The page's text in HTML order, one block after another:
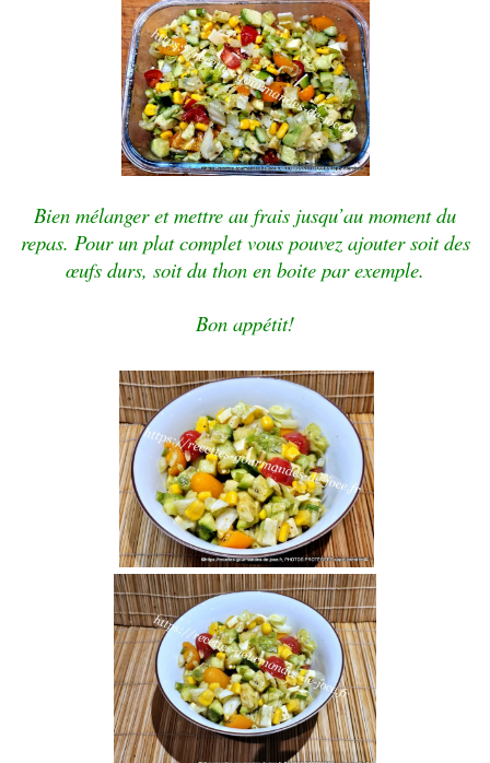
Bien mélanger et mettre au frais jusqu’au moment du
repas. Pour un plat complet vous pouvez ajouter soit des
œufs durs, soit du thon en boite par exemple.
Bon appétit!